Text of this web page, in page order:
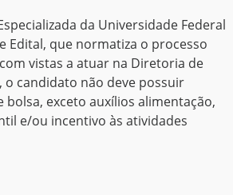
da Universidade Federal
Edital, que normatiza o processo
vistas a atuar na Diretoria de
o candidato não deve possuir
exceto auxílios alimentação,
e/ou incentivo às atividades